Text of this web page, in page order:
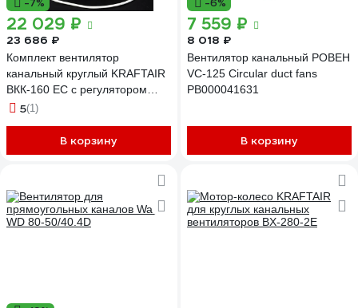
-7%
22 029 ₽
23 686 ₽
Комплект вентилятор
канальный круглый KRAFTAIR
ВКК-160 EC с регулятором
скорости
5(1)
В корзину
-6%
7 559 ₽
8 018 ₽
Вентилятор канальный РОВЕН
VC-125 Circular duct fans
РВ000041631
В корзину